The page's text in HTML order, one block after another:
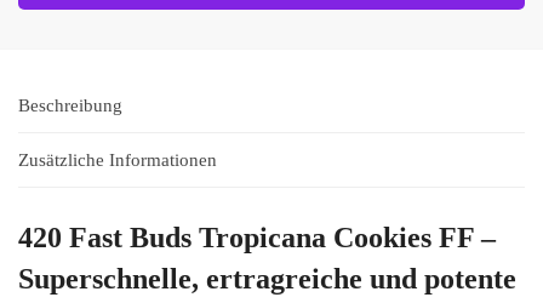
Beschreibung
Zusätzliche Informationen
420 Fast Buds Tropicana Cookies FF –
Superschnelle, ertragreiche und potente